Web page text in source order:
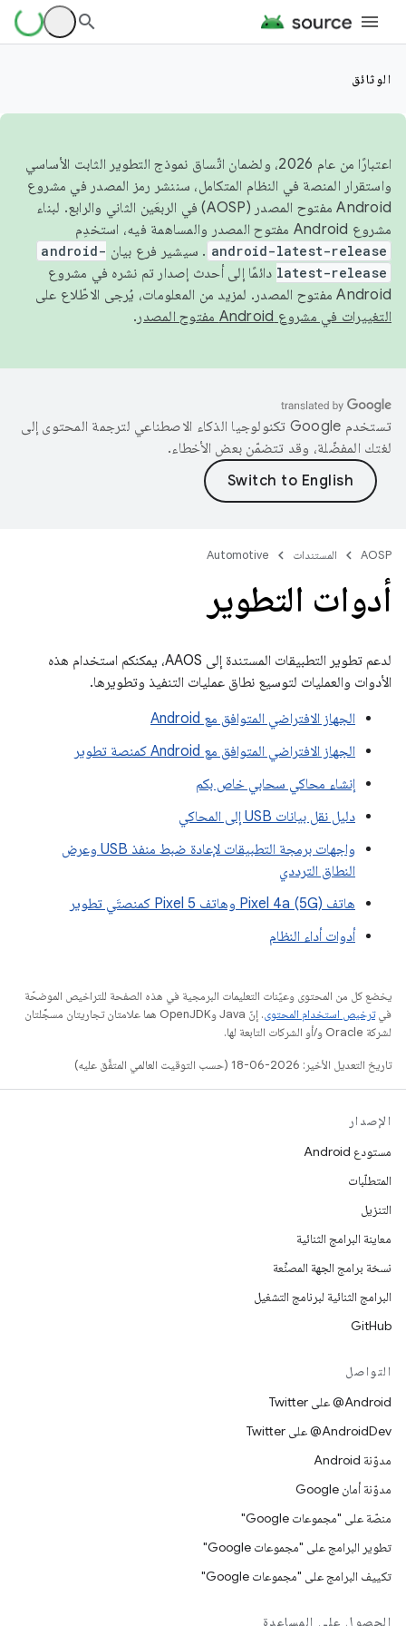
الوثائق
اعتبارًا من عام 2026، ولضمان اتّساق نموذج التطوير الثابت الأساسي
واستقرار المنصة في النظام المتكامل، سننشر رمز المصدر في مشروع
Android مفتوح المصدر (AOSP) في الربعَين الثاني والرابع. لبناء
مشروع Android مفتوح المصدر والمساهمة فيه، استخدِم
android-latest-release . سيشير فرع بيان android-
latest-release دائمًا إلى أحدث إصدار تم نشره في مشروع
Android مفتوح المصدر. لمزيد من المعلومات، يُرجى الاطّلاع على
التغييرات في مشروع Android مفتوح المصدر
.
تستخدم Google تكنولوجيا الذكاء الاصطناعي لترجمة المحتوى إلى
لغتك المفضّلة، وقد تتضمّن بعض الأخطاء.
AOSP المستندات Automotive
أدوات التطوير
لدعم تطوير التطبيقات المستندة إلى AAOS، يمكنكم استخدام هذه
الأدوات والعمليات لتوسيع نطاق عمليات التنفيذ وتطويرها.
الجهاز الافتراضي المتوافق مع Android
الجهاز الافتراضي المتوافق مع Android كمنصة تطوير
إنشاء محاكي سحابي خاص بكم
دليل نقل بيانات USB إلى المحاكي
واجهات برمجة التطبيقات لإعادة ضبط منفذ USB وعرض
النطاق الترددي
هاتف Pixel 4a (5G)‎ وهاتف Pixel 5 كمنصتَي تطوير
أدوات أداء النظام
يخضع كل من المحتوى وعيّنات التعليمات البرمجية في هذه الصفحة للتراخيص الموضحّة
فيترخيص استخدام المحتوى
. إنّ Java وOpenJDK هما علامتان تجاريتان مسجَّلتان
لشركة Oracle و/أو الشركات التابعة لها.
تاريخ التعديل الأخير: 2026-06-18 (حسب التوقيت العالمي المتفَّق عليه)
الإصدار
مستودع Android
المتطلّبات
التنزيل
معاينة البرامج الثنائية
نسخة برامج الجهة المصنِّعة
البرامج الثنائية لبرنامج التشغيل
GitHub
التواصل
‎@Android على Twitter
‎@AndroidDev على Twitter
مدوّنة Android
مدوّنة أمان Google
منصّة على "مجموعات Google"
تطوير البرامج على "مجموعات Google"
تكييف البرامج على "مجموعات Google"
الحصول على المساعدة